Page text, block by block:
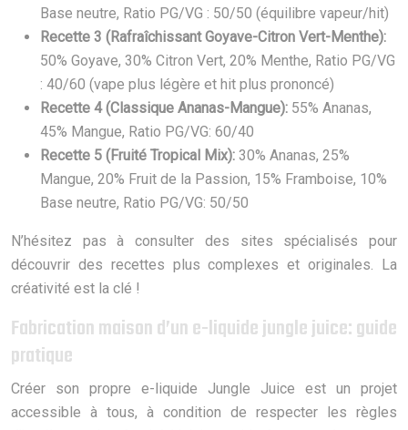
Base neutre, Ratio PG/VG : 50/50 (équilibre vapeur/hit)
Recette 3 (Rafraîchissant Goyave-Citron Vert-Menthe):
50% Goyave, 30% Citron Vert, 20% Menthe, Ratio PG/VG
: 40/60 (vape plus légère et hit plus prononcé)
Recette 4 (Classique Ananas-Mangue): 55% Ananas,
45% Mangue, Ratio PG/VG: 60/40
Recette 5 (Fruité Tropical Mix): 30% Ananas, 25%
Mangue, 20% Fruit de la Passion, 15% Framboise, 10%
Base neutre, Ratio PG/VG: 50/50
N’hésitez pas à consulter des sites spécialisés pour
découvrir des recettes plus complexes et originales. La
créativité est la clé !
Fabrication maison d’un e-liquide jungle juice: guide
pratique
Créer son propre e-liquide Jungle Juice est un projet
accessible à tous, à condition de respecter les règles